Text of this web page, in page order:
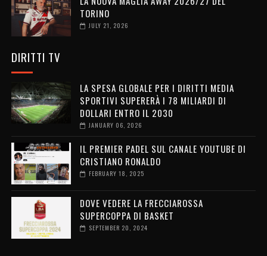
TORINO
JULY 21, 2026
DIRITTI TV
LA SPESA GLOBALE PER I DIRITTI MEDIA
SPORTIVI SUPERERÀ I 78 MILIARDI DI
DOLLARI ENTRO IL 2030
JANUARY 06, 2026
IL PREMIER PADEL SUL CANALE YOUTUBE DI
CRISTIANO RONALDO
FEBRUARY 18, 2025
DOVE VEDERE LA FRECCIAROSSA
SUPERCOPPA DI BASKET
SEPTEMBER 20, 2024